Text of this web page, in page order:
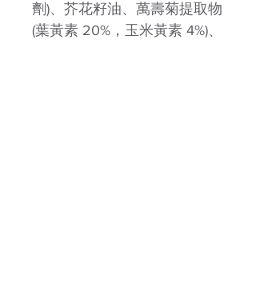
劑)、芥花籽油、萬壽菊提取物
(葉黃素 20%，玉米黃素 4%)、